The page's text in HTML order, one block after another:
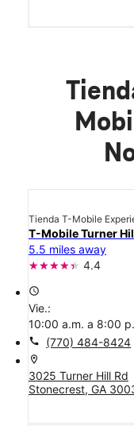
Tienda T-Mobile
T-Mobile Turner
5.5 miles away
4.4
access_time
Vie.:
10:00 a.m. a 8:00
call (770) 484-8424
location_on
3025 Turner Hill Rd
Stonecrest, GA